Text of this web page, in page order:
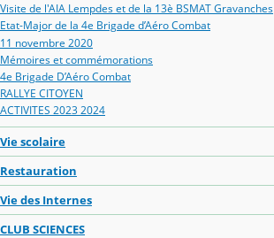
Visite de l'AIA Lempdes et de la 13è BSMAT Gravanches
Etat-Major de la 4e Brigade d’Aéro Combat
11 novembre 2020
Mémoires et commémorations
4e Brigade D’Aéro Combat
RALLYE CITOYEN
ACTIVITES 2023 2024
Vie scolaire
Restauration
Vie des Internes
CLUB SCIENCES